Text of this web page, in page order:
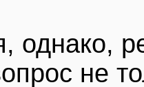
однако,
не